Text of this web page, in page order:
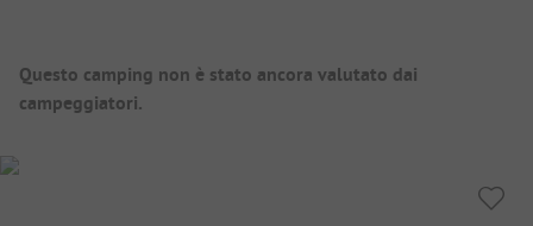
Panoramica del campeggio
Questo camping non è stato ancora valutato dai
campeggiatori.